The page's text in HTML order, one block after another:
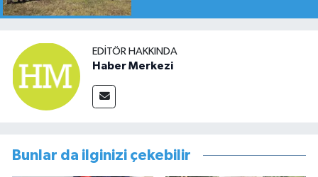
EDITÖR HAKKINDA
Haber Merkezi
Bunlar da ilginizi çekebilir